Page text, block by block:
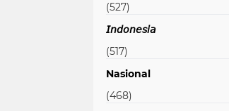
(527)
𝘐𝘯𝘥𝘰𝘯𝘦𝘴𝘪𝘢
(517)
Nasional
(468)